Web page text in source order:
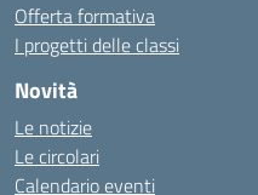
Offerta formativa
I progetti delle classi
Novità
Le notizie
Le circolari
Calendario eventi